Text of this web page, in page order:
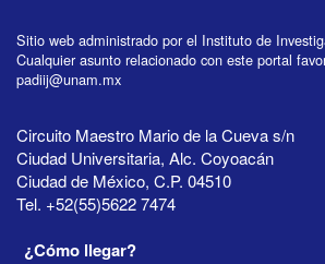
Sitio web administrado por el Instituto de
Cualquier asunto relacionado con este portal
padiij@unam.mx
Circuito Maestro Mario de la Cueva s/n
Ciudad Universitaria, Alc. Coyoacán
Ciudad de México, C.P. 04510
Tel. +52(55)5622 7474
¿Cómo llegar?